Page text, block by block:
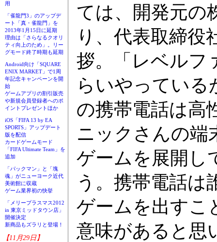
用
「雀龍門3」のアップデ
ート「真・雀龍門」を
2013年1月15日に延期
理由は「さらなるクオリ
ティ向上のため」。リー
グモード終了時期も延期
Android向け「SQUARE
ENIX MARKET」で1周
年記念キャンペーンを開
始
ゲームアプリの割引販売
や新規会員登録者へのポ
イントプレゼントほか
iOS「FIFA 13 by EA
SPORTS」アップデート
版を配信
カードゲームモード
「FIFA Ultimate Team」を
追加
「パックマン」と「塊
魂」がニューヨーク近代
美術館に収蔵
ゲーム業界初の快挙
「メリープラスマス2012
in 東京ミッドタウン店」
開催決定
新商品もズラリと登場！
【11月29日】
ては、開発元の
り、代表取締役
拶。「レベルフ
らいやっている
の携帯電話は高
ニックさんの端
ゲームを展開し
う。携帯電話は
ゲームを出すこ
意味があると思